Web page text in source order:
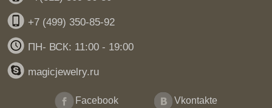
+7 (499) 350-85-92
ПН- ВСК: 11:00 - 19:00
magicjewelry.ru
Facebook Vkontakte